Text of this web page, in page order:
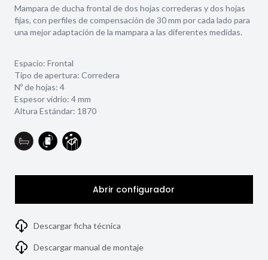
Mampara de ducha frontal de dos hojas correderas y dos hojas
fijas, con perfiles de compensación de 30 mm por cada lado para
una mejor adaptación de la mampara a las diferentes medidas.
Espacio: Frontal
Tipo de apertura: Corredera
Nº de hojas: 4
Espesor vidrio: 4 mm
Altura Estándar: 1870
Abrir configurador
Descargar ficha técnica
Descargar manual de montaje